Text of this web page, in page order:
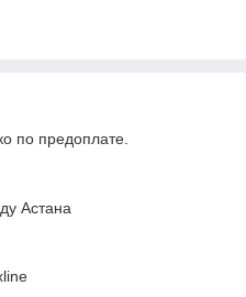
по предоплате.
Астана